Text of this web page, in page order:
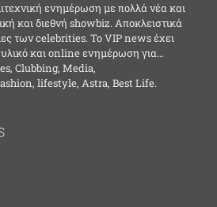
ενημέρωση με πολλά νέα και
και διεθνή showbiz. Αποκλειστικά
των celebrities. Το VIP news έχει
και online ενημέρωση για…
Clubbing, Media,
lifestyle, Astra, Best Life.